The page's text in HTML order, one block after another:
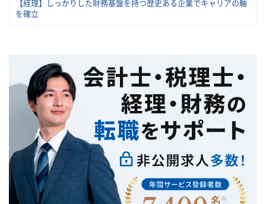
【経理】しっかりした財務基盤を持つ歴史ある企業でキャリアの軸
を確立